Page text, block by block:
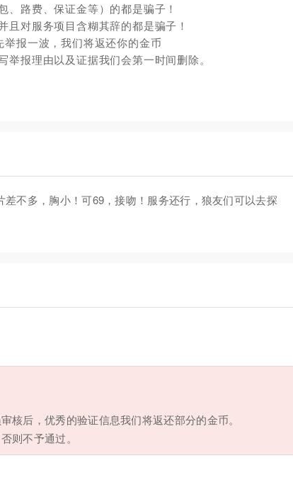
、路费、保证金等）的都是骗子！
对服务项目含糊其辞的都是骗子！
报一波，我们将返还你的金币
报理由以及证据我们会第一时间删除。
不多，胸小！可69，接吻！服务还行，狼友们可以去探
核后，优秀的验证信息我们将返还部分的金币。
则不予通过。